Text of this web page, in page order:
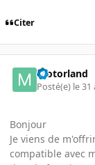
Citer
motorland
Posté(e) le 31
Bonjour
Je viens de
compatible avec